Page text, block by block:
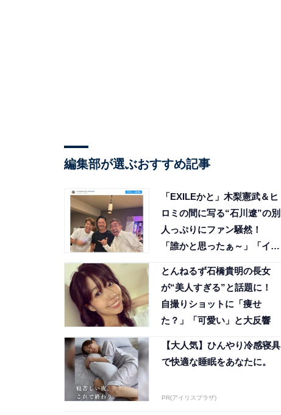
編集部が選ぶおすすめ記事
「EXILEかと」木梨憲武＆ヒ
ロミの間に写る“石川遼”の別
人っぷりにファン騒然！
「誰かと思ったぁ～」「イケ
とんねるず石橋貴明の長女
が“美人すぎる”と話題に！
自撮りショットに「痩せ
た？」「可愛い」と大反響
【大人気】ひんやり冷感寝具
で快適な睡眠をあなたに。
PR(アイリスプラザ)